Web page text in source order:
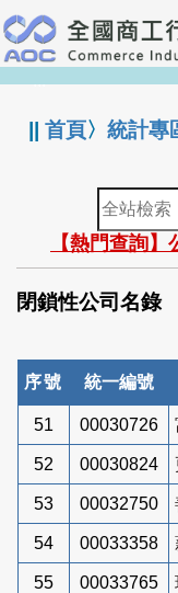
跳
到
主
要
:::
||首頁〉統計專
全
站
檢
索
【熱門查詢
閉鎖性公司名錄
序號 統一編號
51 00030726
52 00030824
53 00032750
54 00033358
55 00033765